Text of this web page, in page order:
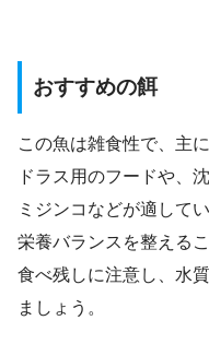
おすすめの餌
この魚は雑食性で、主
ドラス用のフードや、
ミジンコなどが適して
栄養バランスを整える
食べ残しに注意し、水
ましょう。